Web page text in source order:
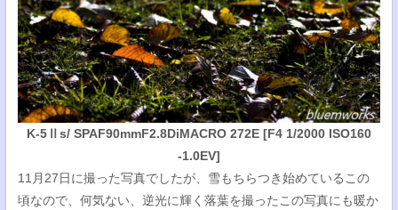
K-5Ⅱs/ SPAF90mmF2.8DiMACRO 272E [F4 1/2000 ISO160
-1.0EV]
11月27日に撮った写真でしたが、雪もちらつき始めているこの
頃なので、何気ない、逆光に輝く落葉を撮ったこの写真にも暖か